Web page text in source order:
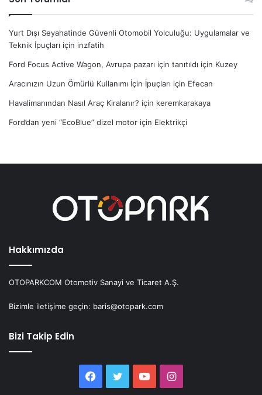
Yurt Dışı Seyahatinde Güvenli Otomobil Yolculuğu: Uygulamalar ve
Teknik İpuçları için inzfatih
Ford Focus Active Wagon, Avrupa pazarı için tanıtıldı için Kuzey
Aracınızın Uzun Ömürlü Kullanımı İçin İpuçları için Efecan
Havalimanından Nasıl Araç Kiralanır? için keremkarakaya
Ford’dan yeni “EcoBlue” dizel motor için Elektrikçi
Hakkımızda
OTOPARKCOM Otomotiv Sanayi ve Ticaret A.Ş.
Bizimle iletişime geçin: baris@otopark.com
Bizi Takip Edin
Facebook
Twitter YouTubeInstagram